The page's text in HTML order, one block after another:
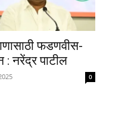
फडणवीस-
: नरेंद्र पाटील
0